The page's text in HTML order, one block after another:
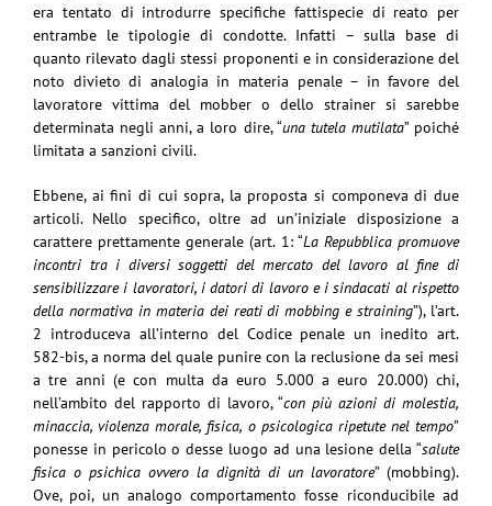
era tentato di introdurre specifiche fattispecie di reato per
entrambe le tipologie di condotte. Infatti – sulla base di
quanto rilevato dagli stessi proponenti e in considerazione del
noto divieto di analogia in materia penale – in favore del
lavoratore vittima del mobber o dello strainer si sarebbe
determinata negli anni, a loro dire, “una tutela mutilata” poiché
limitata a sanzioni civili.
Ebbene, ai fini di cui sopra, la proposta si componeva di due
articoli. Nello specifico, oltre ad un’iniziale disposizione a
carattere prettamente generale (art. 1: “La Repubblica promuove
incontri tra i diversi soggetti del mercato del lavoro al fine di
sensibilizzare i lavoratori, i datori di lavoro e i sindacati al rispetto
della normativa in materia dei reati di mobbing e straining”), l’art.
2 introduceva all’interno del Codice penale un inedito art.
582-bis, a norma del quale punire con la reclusione da sei mesi
a tre anni (e con multa da euro 5.000 a euro 20.000) chi,
nell’ambito del rapporto di lavoro, “con più azioni di molestia,
minaccia, violenza morale, fisica, o psicologica ripetute nel tempo”
ponesse in pericolo o desse luogo ad una lesione della “salute
fisica o psichica ovvero la dignità di un lavoratore” (mobbing).
Ove, poi, un analogo comportamento fosse riconducibile ad